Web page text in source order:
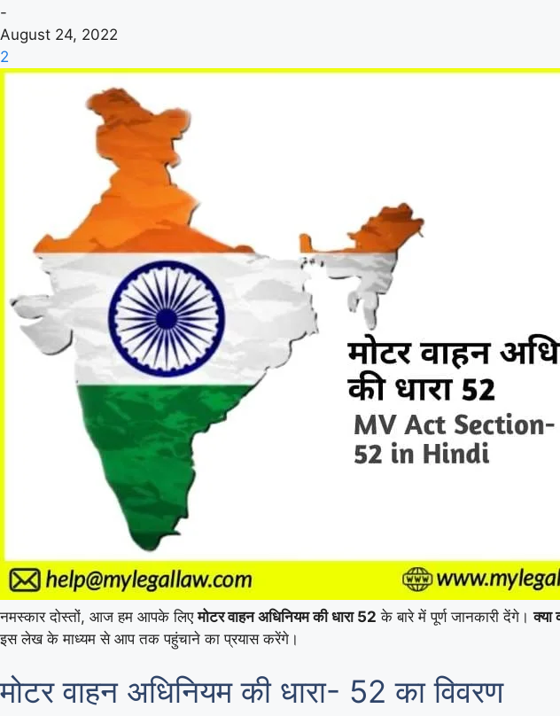
-
August 24, 2022
2
नमस्कार दोस्तों, आज हम आपके लिएमोटर वाहन अधिनियम की धारा 52 के बारे में पूर्ण जानकारी देंगे।क्या
इस लेख के माध्यम से आप तक पहुंचाने का प्रयास करेंगे।
मोटर वाहन अधिनियम की धारा- 52 का विवरण